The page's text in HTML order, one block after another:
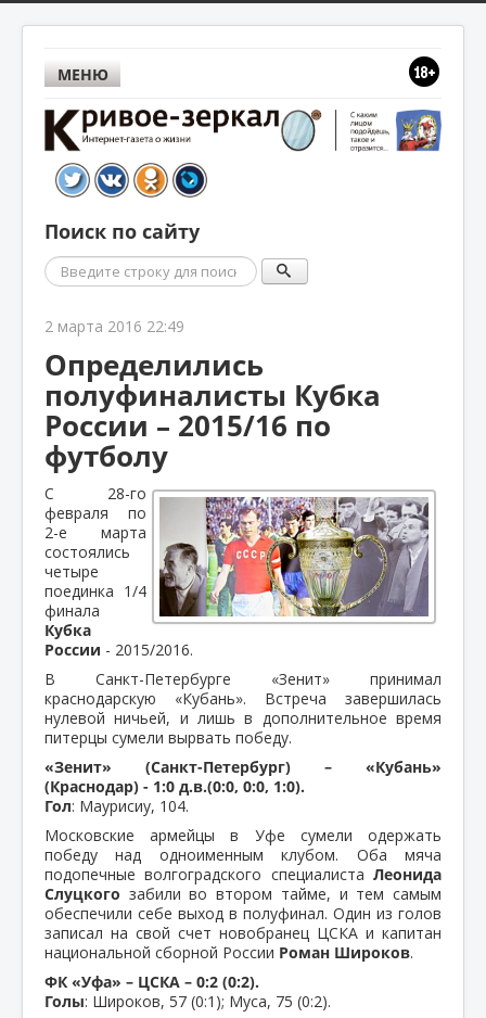
МЕНЮ
Поиск по сайту
Поиск
2 марта 2016 22:49
Определились
полуфиналисты Кубка
России – 2015/16 по
футболу
С 28-го
февраля по
2-е марта
состоялись
четыре
поединка 1/4
финала
Кубка
России - 2015/2016.
В Санкт-Петербурге «Зенит» принимал
краснодарскую «Кубань». Встреча завершилась
нулевой ничьей, и лишь в дополнительное время
питерцы сумели вырвать победу.
«Зенит» (Санкт-Петербург) – «Кубань»
(Краснодар) - 1:0 д.в.(0:0, 0:0, 1:0).
Гол: Маурисиу, 104.
Московские армейцы в Уфе сумели одержать
победу над одноименным клубом. Оба мяча
подопечные волгоградского специалиста Леонида
Слуцкого забили во втором тайме, и тем самым
обеспечили себе выход в полуфинал. Один из голов
записал на свой счет новобранец ЦСКА и капитан
национальной сборной России Роман Широков.
ФК «Уфа» – ЦСКА – 0:2 (0:2).
Голы: Широков, 57 (0:1); Муса, 75 (0:2).